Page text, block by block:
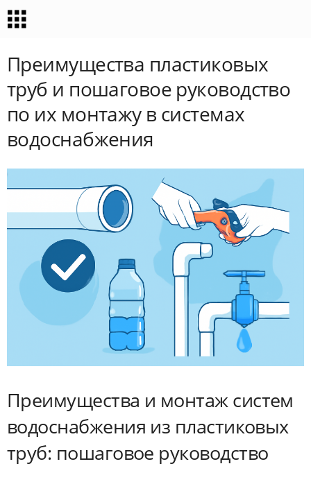
Преимущества пластиковых
труб и пошаговое руководство
по их монтажу в системах
водоснабжения
Преимущества и монтаж систем
водоснабжения из пластиковых
труб: пошаговое руководство